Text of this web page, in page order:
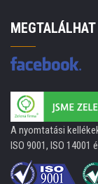
A nyomtatási
ISO 9001, ISO 14001